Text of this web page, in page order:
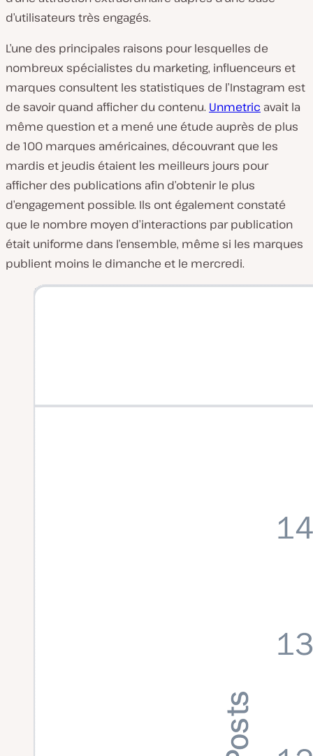
d’utilisateurs très engagés.
L’une des principales raisons pour lesquelles de
nombreux spécialistes du marketing, influenceurs et
marques consultent les statistiques de l’Instagram est
de savoir quand afficher du contenu. Unmetric avait la
même question et a mené une étude auprès de plus
de 100 marques américaines, découvrant que les
mardis et jeudis étaient les meilleurs jours pour
afficher des publications afin d’obtenir le plus
d’engagement possible. Ils ont également constaté
que le nombre moyen d’interactions par publication
était uniforme dans l’ensemble, même si les marques
publient moins le dimanche et le mercredi.